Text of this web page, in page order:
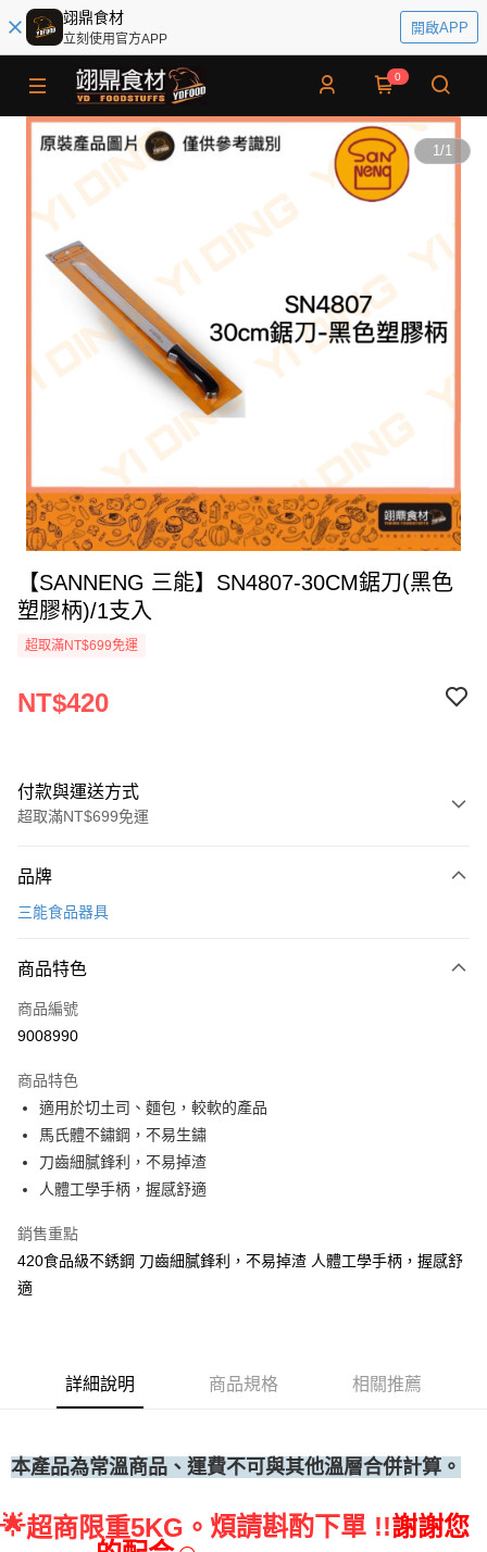
翊鼎食材
立刻使用官方APP
開啟APP
0
1/1
【SANNENG 三能】SN4807-30CM鋸刀(黑色
塑膠柄)/1支入
超取滿NT$699免運
NT$420
付款與運送方式
超取滿NT$699免運
信用卡一次付款
運送方式
• 付款後全家取貨
• 付款後7-11取貨
每筆NT$60，滿NT$699(含以上)免運費
(請點開選項勾選)
每筆NT$250
品牌
三能食品器具
商品特色
商品編號
9008990
商品特色
適用於切土司、麵包，較軟的產品
馬氏體不鏽鋼，不易生鏽
刀齒細膩鋒利，不易掉渣
人體工學手柄，握感舒適
銷售重點
420食品級不銹鋼 刀齒細膩鋒利，不易掉渣 人體工學手柄，握感舒
適
詳細說明 商品規格 相關推薦
本產品為常溫商品、運費不可與其他溫層合併計算。
🌟超商限重5KG。 煩請斟酌下單 !!謝謝您